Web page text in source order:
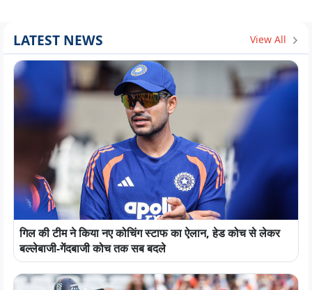
LATEST NEWS View All
गिल की टीम ने किया नए कोचिंग स्टाफ का ऐलान, हेड कोच से लेकर
बल्लेबाजी-गेंदबाजी कोच तक सब बदले